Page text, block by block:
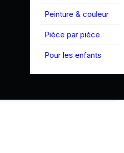
Peinture & couleur
Pièce par pièce
Pour les enfants